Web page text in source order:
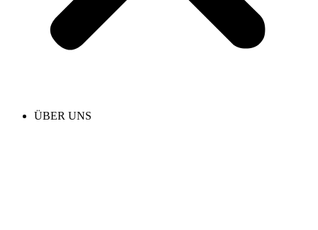
ÜBER UNS